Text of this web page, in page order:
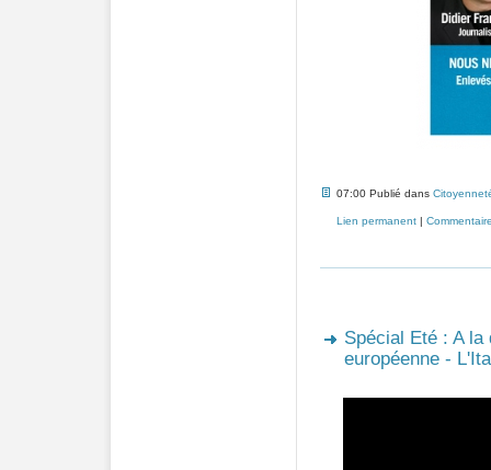
07:00 Publié dans
Lien permanent|
Spécial Eté : A la
européenne -